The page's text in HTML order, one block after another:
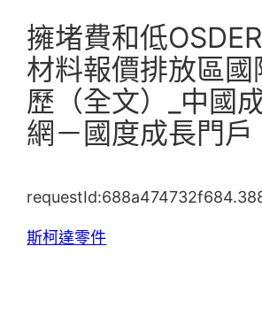
擁堵費和低
材料報價排放區國
歷（全文）_中國
網－國度成長門戶
斯柯達零件